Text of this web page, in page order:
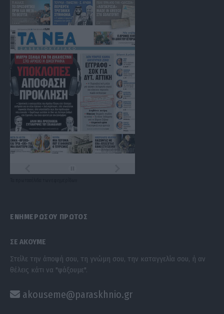
ΕΝΗΜΕΡΩΣΟΥ ΠΡΩΤΟΣ
ΣΕ ΑΚΟΥΜΕ
Στείλε την άποψή σου, τη γνώμη σου, την καταγγελία σου, ή αν
θέλεις κάτι να "ψάξουμε".
akouseme@paraskhnio.gr